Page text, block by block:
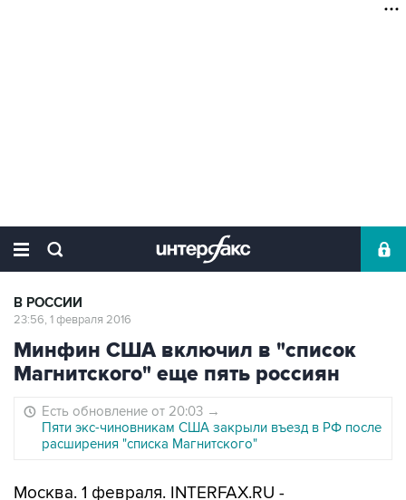
В РОССИИ
23:56, 1 февраля 2016
Минфин США включил в "список
Магнитского" еще пять россиян
Есть обновление от 20:03 →
Пяти экс-чиновникам США закрыли въезд в РФ после
расширения "списка Магнитского"
Москва. 1 февраля. INTERFAX.RU -